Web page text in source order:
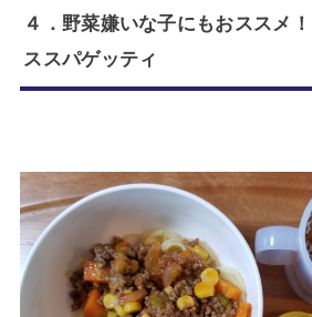
４．野菜嫌いな子にもおススメ
ススパゲッティ